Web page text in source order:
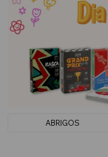
ABRIGOS